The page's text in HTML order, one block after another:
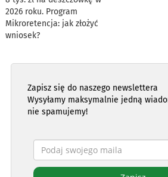
2026 roku. Program
Mikroretencja: jak złożyć
wniosek?
Zapisz się do naszego newslettera
Wysyłamy maksymalnie jedną
nie spamujemy!